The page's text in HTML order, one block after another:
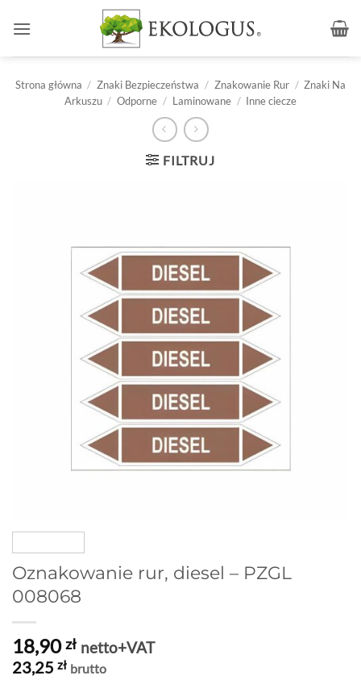
Strona główna / Znaki Bezpieczeństwa / Znakowanie Rur / Znaki Na
Arkuszu / Odporne / Laminowane / Inne ciecze
FILTRUJ
Oznakowanie rur, diesel – PZGL
008068
18,90zł netto+VAT
23,25 zł brutto